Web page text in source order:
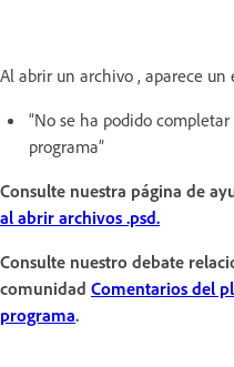
Al abrir un archivo , aparece un
“No se ha podido
programa”
Consulte nuestra página de
al abrir archivos .psd.
Consulte nuestro debate
comunidad Comentarios del
programa.